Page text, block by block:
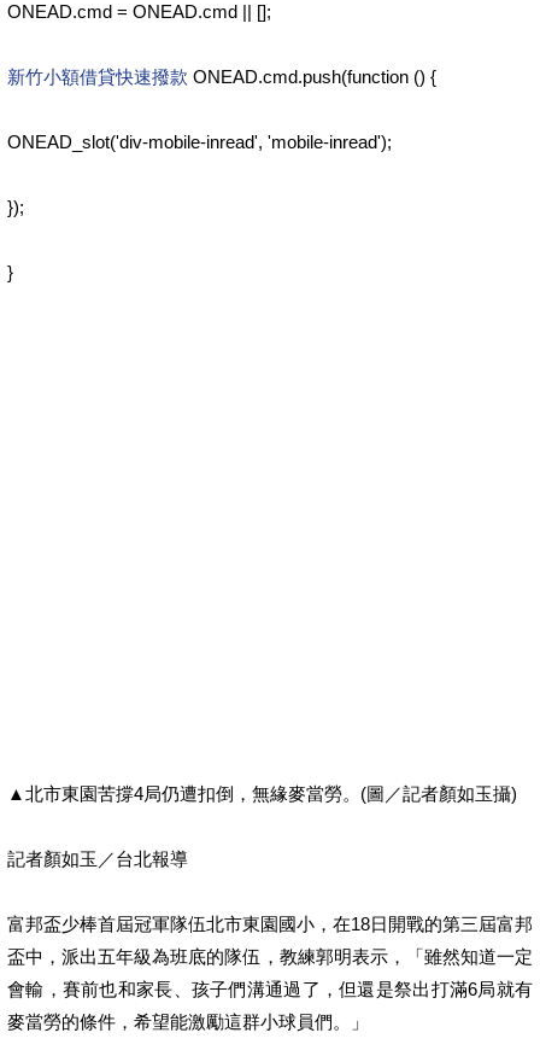
ONEAD.cmd = ONEAD.cmd || [];
新竹小額借貸快速撥款 ONEAD.cmd.push(function () {
ONEAD_slot('div-mobile-inread', 'mobile-inread');
});
}
▲北市東園苦撐4局仍遭扣倒，無緣麥當勞。(圖／記者顏如玉攝)
記者顏如玉／台北報導
富邦盃少棒首屆冠軍隊伍北市東園國小，在18日開戰的第三屆富邦
盃中，派出五年級為班底的隊伍，教練郭明表示，「雖然知道一定
會輸，賽前也和家長、孩子們溝通過了，但還是祭出打滿6局就有
麥當勞的條件，希望能激勵這群小球員們。」